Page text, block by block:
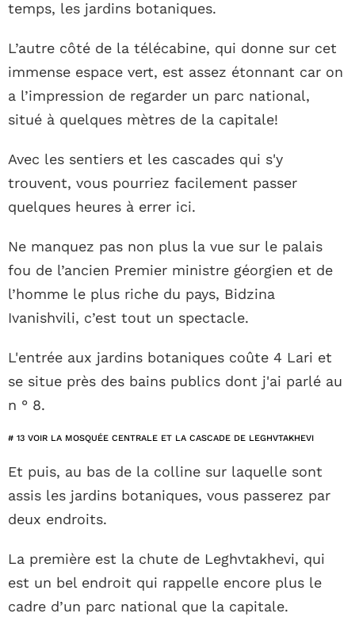
temps, les jardins botaniques.
L’autre côté de la télécabine, qui donne sur cet
immense espace vert, est assez étonnant car on
a l’impression de regarder un parc national,
situé à quelques mètres de la capitale!
Avec les sentiers et les cascades qui s'y
trouvent, vous pourriez facilement passer
quelques heures à errer ici.
Ne manquez pas non plus la vue sur le palais
fou de l’ancien Premier ministre géorgien et de
l’homme le plus riche du pays, Bidzina
Ivanishvili, c’est tout un spectacle.
L'entrée aux jardins botaniques coûte 4 Lari et
se situe près des bains publics dont j'ai parlé au
n ° 8.
# 13 VOIR LA MOSQUÉE CENTRALE ET LA CASCADE DE LEGHVTAKHEVI
Et puis, au bas de la colline sur laquelle sont
assis les jardins botaniques, vous passerez par
deux endroits.
La première est la chute de Leghvtakhevi, qui
est un bel endroit qui rappelle encore plus le
cadre d’un parc national que la capitale.